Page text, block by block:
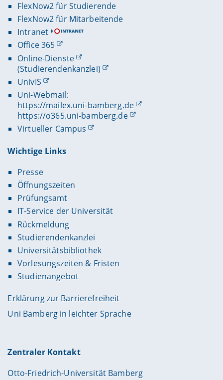
FlexNow2 für Studierende
FlexNow2 für Mitarbeitende
Intranet
Office 365
Online-Dienste
(Studierendenkanzlei)
UnivIS
Uni-Webmail:
https://mailex.uni-bamberg.de
https://o365.uni-bamberg.de
Virtueller Campus
Wichtige Links
Presse
Öffnungszeiten
Prüfungsamt
IT-Service der Universität
Rückmeldung
Studierendenkanzlei
Universitätsbibliothek
Vorlesungszeiten & Fristen
Studienangebot
Erklärung zur Barrierefreiheit
Uni Bamberg in leichter Sprache
Zentraler Kontakt
Otto-Friedrich-Universität Bamberg